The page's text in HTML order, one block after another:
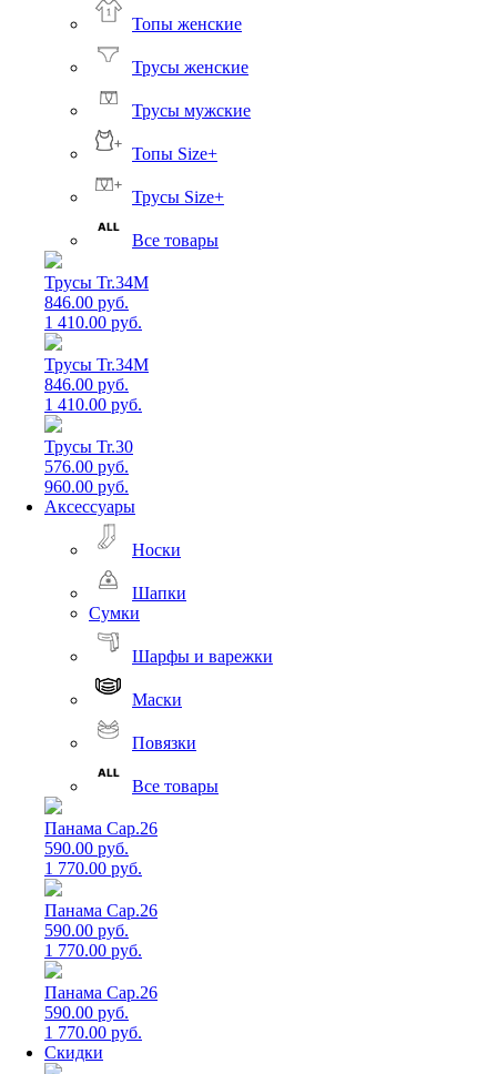
Топы женские
Трусы женские
Трусы мужские
Топы Size+
Трусы Size+
Все товары
Трусы Tr.34M
846.00 руб.
1 410.00 руб.
Трусы Tr.34M
846.00 руб.
1 410.00 руб.
Трусы Tr.30
576.00 руб.
960.00 руб.
Аксессуары
Носки
Шапки
Сумки
Шарфы и варежки
Маски
Повязки
Все товары
Панама Cap.26
590.00 руб.
1 770.00 руб.
Панама Cap.26
590.00 руб.
1 770.00 руб.
Панама Cap.26
590.00 руб.
1 770.00 руб.
Скидки